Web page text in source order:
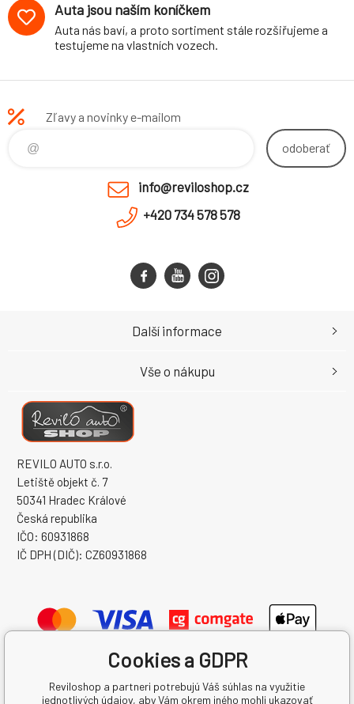
Auta jsou naším koníčkem
Auta nás baví, a proto sortiment stále rozšiřujeme a
testujeme na vlastních vozech.
Zľavy a novinky e-mailom
odoberať
info@reviloshop.cz
+420 734 578 578
REVILO AUTO s.r.o.
Letiště objekt č. 7
50341 Hradec Králové
Česká republika
IČO: 60931868
IČ DPH (DIČ): CZ60931868
Další informace
Vše o nákupu
Cookies a GDPR
Reviloshop a partneri potrebujú Váš súhlas na využitie
jednotlivých údajov, aby Vám okrem iného mohli ukazovať